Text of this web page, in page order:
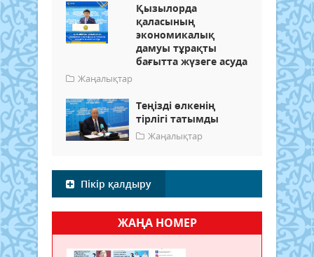
Қызылорда
қаласының
экономикалық
дамуы тұрақты
бағытта жүзеге асуда
Жаңалықтар
Теңізді өлкенің
тірлігі татымды
Жаңалықтар
Пікір қалдыру
ЖАҢА НОМЕР